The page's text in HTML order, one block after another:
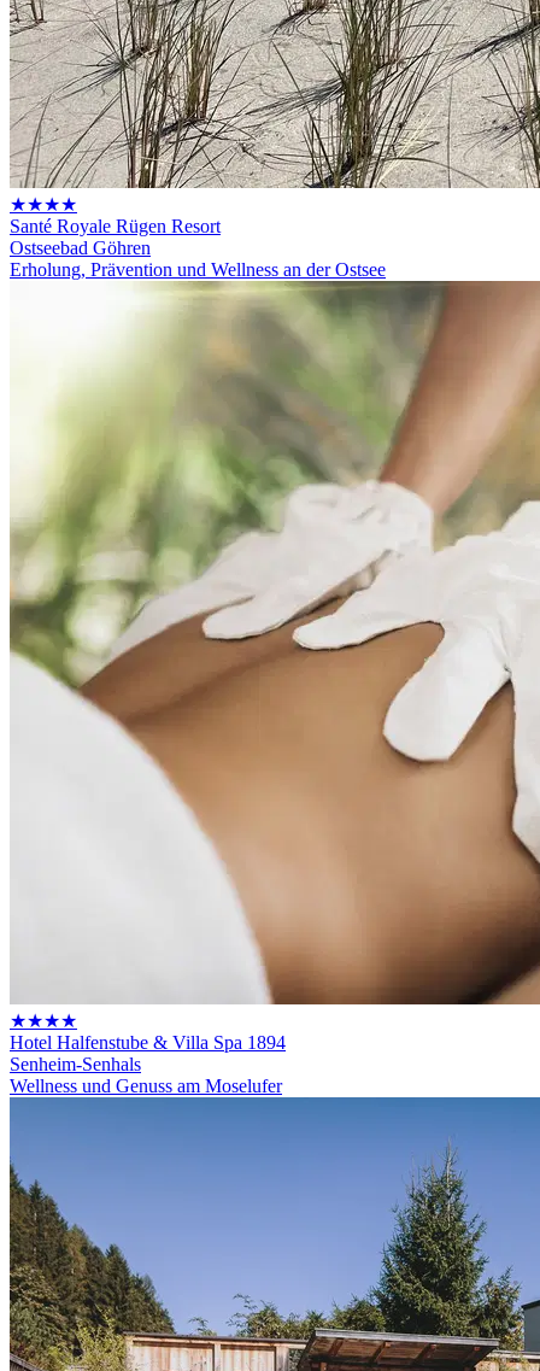
★★★★
Santé Royale Rügen Resort
Ostseebad Göhren
Erholung, Prävention und Wellness an der Ostsee
★★★★
Hotel Halfenstube & Villa Spa 1894
Senheim-Senhals
Wellness und Genuss am Moselufer